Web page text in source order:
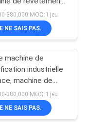
75
de
300kg/H
380,000 MOQ:1 jeu
NE SAIS PAS.
machine de
industrielle
machine de
200m/Min
380,000 MOQ:1 jeu
NE SAIS PAS.